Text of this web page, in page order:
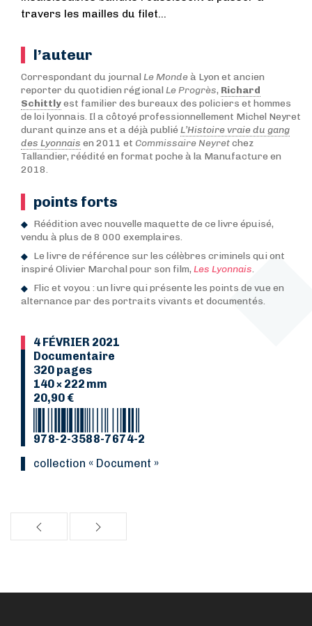
travers les mailles du filet…
l’auteur
Correspondant du journal Le Mondeà Lyon et ancien
reporter du quotidien régional Le Progrès, Richard
Schittlyest familier des bureaux des policiers et hommes
de loi lyonnais. Il a côtoyé professionnellement Michel Neyret
durant quinze ans et a déjà publié L’Histoire vraie du gang
des Lyonnais en 2011 et Commissaire Neyretchez
Tallandier, réédité en format poche à la Manufacture en
2018.
points forts
Réédition avec nouvelle maquette de ce livre épuisé,
vendu à plus de 8 000 exemplaires.
Le livre de référence sur les célèbres criminels qui ont
inspiré Olivier Marchal pour son film, Les Lyonnais.
Flic et voyou : un livre qui présente les points de vue en
alternance par des portraits vivants et documentés.
4 FÉVRIER 2021
Documentaire
320 pages
140 × 222 mm
20,90 €
978-2-3588-7674-2
Collection « Document »